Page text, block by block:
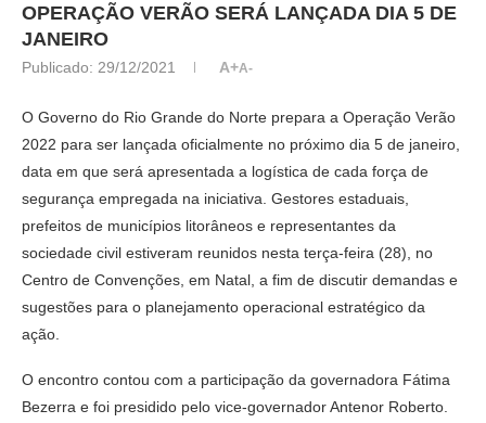
OPERAÇÃO VERÃO SERÁ LANÇADA DIA 5 DE
JANEIRO
Publicado: 29/12/2021 A+A-
O Governo do Rio Grande do Norte prepara a Operação Verão
2022 para ser lançada oficialmente no próximo dia 5 de janeiro,
data em que será apresentada a logística de cada força de
segurança empregada na iniciativa. Gestores estaduais,
prefeitos de municípios litorâneos e representantes da
sociedade civil estiveram reunidos nesta terça-feira (28), no
Centro de Convenções, em Natal, a fim de discutir demandas e
sugestões para o planejamento operacional estratégico da
ação.
O encontro contou com a participação da governadora Fátima
Bezerra e foi presidido pelo vice-governador Antenor Roberto.